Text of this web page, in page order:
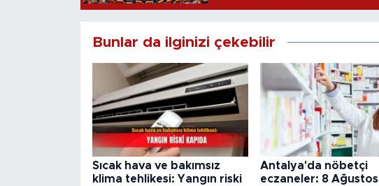
Bunlar da ilginizi çekebilir
Sıcak hava ve bakımsız
klima tehlikesi: Yangın riski
Antalya'da nöbetçi
eczaneler: 8 Ağustos